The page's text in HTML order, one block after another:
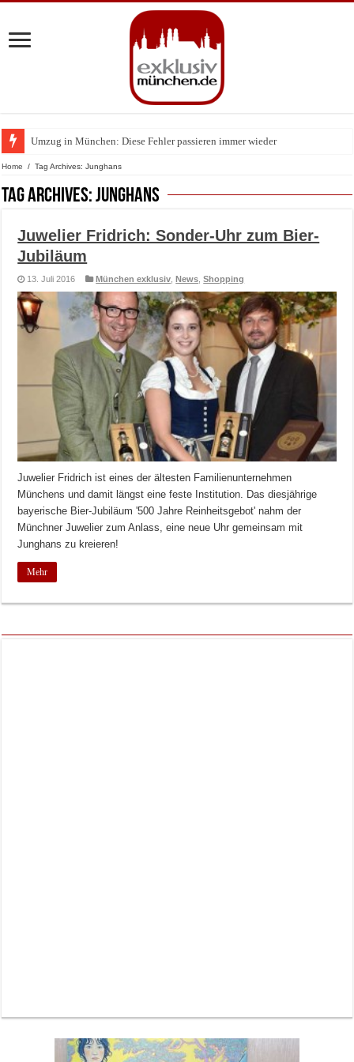
Umzug in München: Diese Fehler passieren immer wieder
Home / Tag Archives: Junghans
Tag Archives:Junghans
Juwelier Fridrich: Sonder-Uhr zum Bier-
Jubiläum
13. Juli 2016 München exklusiv ,News ,Shopping
Juwelier Fridrich ist eines der ältesten Familienunternehmen
Münchens und damit längst eine feste Institution. Das diesjährige
bayerische Bier-Jubiläum '500 Jahre Reinheitsgebot' nahm der
Münchner Juwelier zum Anlass, eine neue Uhr gemeinsam mit
Junghans zu kreieren!
Mehr